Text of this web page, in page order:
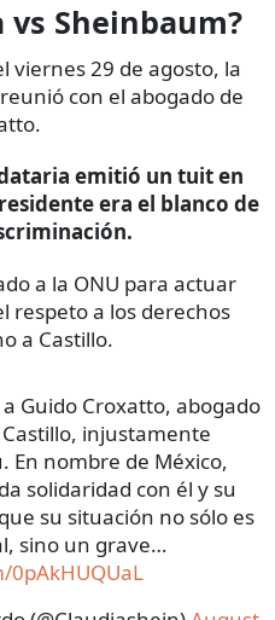
vs Sheinbaum?
viernes 29 de agosto, la
con el abogado de
emitió un tuit en
era el blanco de
a la ONU para actuar
respeto a los derechos
a Castillo.
Guido Croxatto, abogado
injustamente
En nombre de México,
solidaridad con él y su
su situación no sólo es
sino un grave…
0pAkHUQUaL